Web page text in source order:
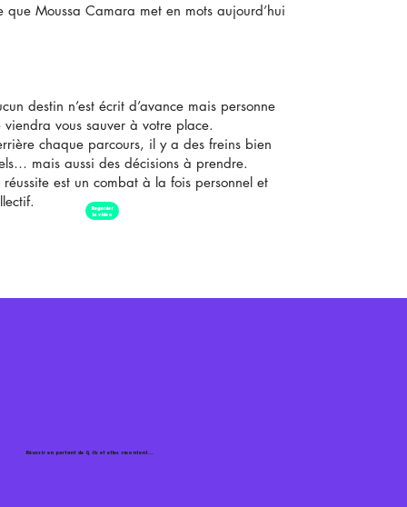
Regarder
la vidéo
que Moussa Camara met en mots aujourd’hui
destin n’est écrit d’avance mais personne
viendra vous sauver à votre place.
chaque parcours, il y a des freins bien
mais aussi des décisions à prendre.
réussite est un combat à la fois personnel et
Réussir en partant de 0, ils et elles racontent...